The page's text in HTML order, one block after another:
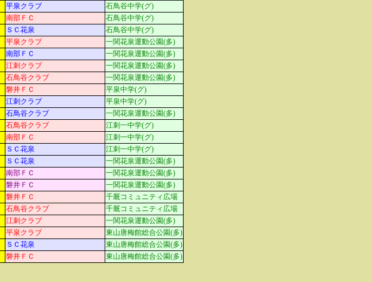
平泉クラブ
石鳥谷中学(グ)
南部ＦＣ
石鳥谷中学(グ)
ＳＣ花泉
石鳥谷中学(グ)
平泉クラブ 一関花泉運動公園(多)
南部ＦＣ
一関花泉運動公園(多)
江刺クラブ
一関花泉運動公園(多)
石鳥谷クラブ 一関花泉運動公園(多)
磐井ＦＣ
平泉中学(グ)
江刺クラブ
平泉中学(グ)
石鳥谷クラブ 一関花泉運動公園(多)
石鳥谷クラブ
江刺一中学(グ)
南部ＦＣ
江刺一中学(グ)
ＳＣ花泉 江刺一中学(グ)
ＳＣ花泉
一関花泉運動公園(多)
南部ＦＣ
一関花泉運動公園(多)
磐井ＦＣ 一関花泉運動公園(多)
磐井ＦＣ
千厩コミュニティ広場
石鳥谷クラブ
千厩コミュニティ広場
江刺クラブ 一関花泉運動公園(多)
平泉クラブ
東山唐梅館総合公園(多)
ＳＣ花泉
東山唐梅館総合公園(多)
磐井ＦＣ 東山唐梅館総合公園(多)